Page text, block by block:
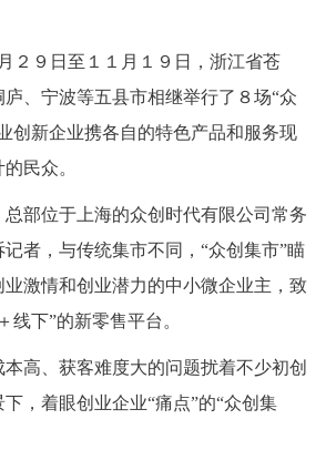
２９日至１１月１９日，浙江省苍
、宁波等五县市相继举行了８场“众
创新企业携各自的特色产品和服务现
民众。
部位于上海的众创时代有限公司常务
者，与传统集市不同，“众创集市”瞄
激情和创业潜力的中小微企业主，致
线下”的新零售平台。
高、获客难度大的问题扰着不少初创
，着眼创业企业“痛点”的“众创集